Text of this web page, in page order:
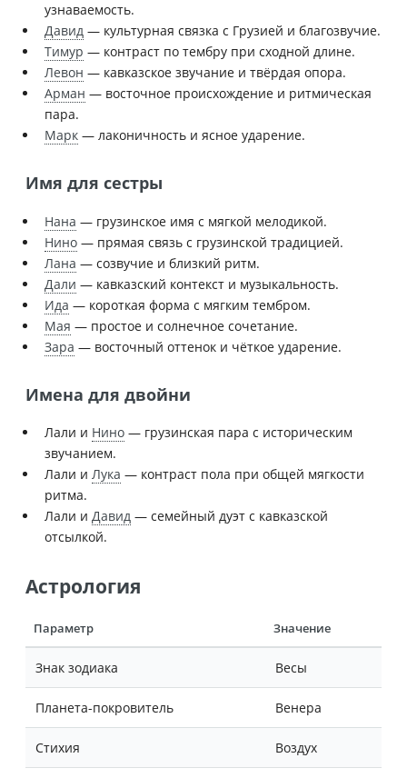
узнаваемость.
Давид — культурная связка с Грузией и благозвучие.
Тимур — контраст по тембру при сходной длине.
Левон — кавказское звучание и твёрдая опора.
Арман — восточное происхождение и ритмическая
пара.
Марк — лаконичность и ясное ударение.
Имя для сестры
Нана — грузинское имя с мягкой мелодикой.
Нино — прямая связь с грузинской традицией.
Лана — созвучие и близкий ритм.
Дали — кавказский контекст и музыкальность.
Ида — короткая форма с мягким тембром.
Мая — простое и солнечное сочетание.
Зара — восточный оттенок и чёткое ударение.
Имена для двойни
Лали и Нино — грузинская пара с историческим
звучанием.
Лали и Лука — контраст пола при общей мягкости
ритма.
Лали и Давид — семейный дуэт с кавказской
отсылкой.
Астрология
Параметр Значение
Знак зодиака Весы
Планета-покровитель Венера
Стихия Воздух